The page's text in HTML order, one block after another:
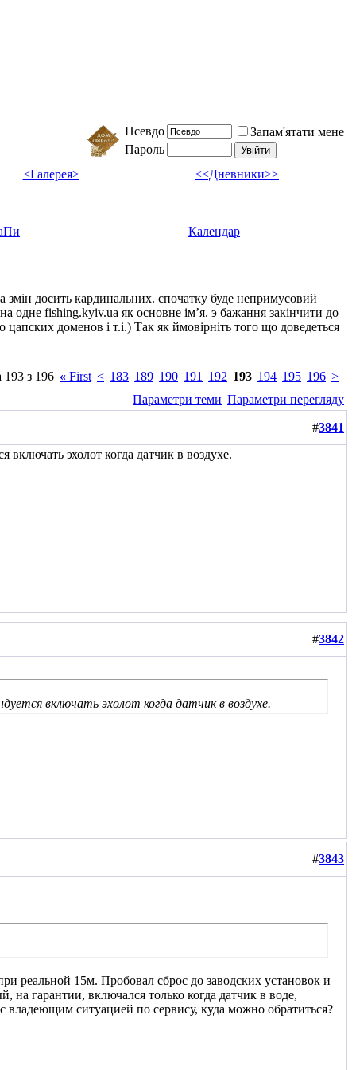
Псевдо
Запам'ятати мене
Пароль
<Галерея> <<Дневники>>
Календар
змін досить кардинальних. спочатку буде непримусовий
одне fishing.kyiv.ua як основне імʼя. э бажання закінчити до
доменов і т.і.) Так як ймовірніть того що доведеться
193 з 196 « First < 183 189 190 191 192 193 194 195 196 >
Параметри теми Параметри перегляду
#3841
эхолот когда датчик в воздухе.
#3842
включать эхолот когда датчик в воздухе.
#3843
реальной 15м. Пробовал сброс до заводских установок и
гарантии, включался только когда датчик в воде,
ситуацией по сервису, куда можно обратиться?